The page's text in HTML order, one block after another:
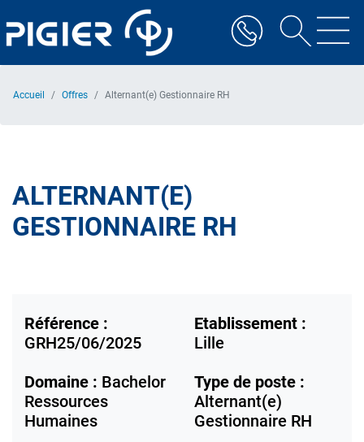
au
contenu
Accueil Offres Alternant(e) Gestionnaire RH
ALTERNANT(E)
GESTIONNAIRE RH
Référence :
GRH25/06/2025
Etablissement :
Lille
Domaine : Bachelor
Ressources
Humaines
Type de poste :
Alternant(e)
Gestionnaire RH